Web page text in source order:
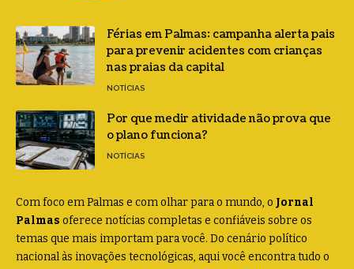
Férias em Palmas: campanha alerta pais
para prevenir acidentes com crianças
nas praias da capital
NOTÍCIAS
Por que medir atividade não prova que
o plano funciona?
NOTÍCIAS
Com foco em Palmas e com olhar para o mundo, o Jornal
Palmas oferece notícias completas e confiáveis sobre os
temas que mais importam para você. Do cenário político
nacional às inovações tecnológicas, aqui você encontra tudo o